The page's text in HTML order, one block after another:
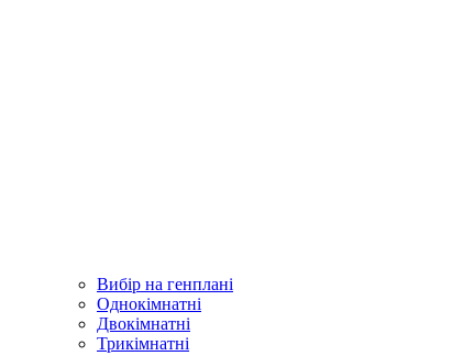
Вибір на генплані
Однокімнатні
Двокімнатні
Трикімнатні